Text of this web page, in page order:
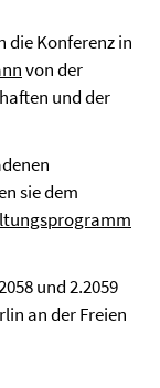
Konferenz in
von der
und der
sie dem
und 2.2059
an der Freien